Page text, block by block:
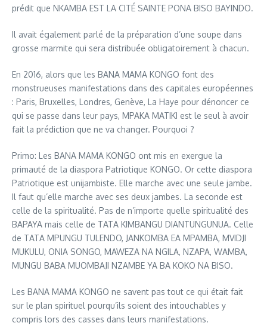
prédit que NKAMBA EST LA CITÉ SAINTE PONA BISO BAYINDO.
Il avait également parlé de la préparation d’une soupe dans
grosse marmite qui sera distribuée obligatoirement à chacun.
En 2016, alors que les BANA MAMA KONGO font des
monstrueuses manifestations dans des capitales européennes
: Paris, Bruxelles, Londres, Genève, La Haye pour dénoncer ce
qui se passe dans leur pays, MPAKA MATIKI est le seul à avoir
fait la prédiction que ne va changer. Pourquoi ?
Primo: Les BANA MAMA KONGO ont mis en exergue la
primauté de la diaspora Patriotique KONGO. Or cette diaspora
Patriotique est unijambiste. Elle marche avec une seule jambe.
Il faut qu’elle marche avec ses deux jambes. La seconde est
celle de la spiritualité. Pas de n’importe quelle spiritualité des
BAPAYA mais celle de TATA KIMBANGU DIANTUNGUNUA. Celle
de TATA MPUNGU TULENDO, JANKOMBA EA MPAMBA, MVIDJI
MUKULU, ONIA SONGO, MAWEZA NA NGILA, NZAPA, WAMBA,
MUNGU BABA MUOMBAJI NZAMBE YA BA KOKO NA BISO.
Les BANA MAMA KONGO ne savent pas tout ce qui était fait
sur le plan spirituel pourqu’ils soient des intouchables y
compris lors des casses dans leurs manifestations.